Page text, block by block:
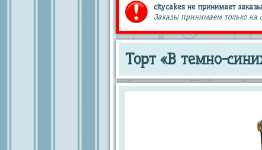
citycakes не принимает
Заказы принимаем только на
Торт «В темно-